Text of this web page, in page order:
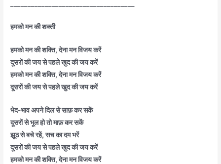
हमको मन की शक्ती
हमको मन की शक्ति, देना मन विजय करें
दूसरों की जय से पहले खुद की जय करें
हमको मन की शक्ति, देना मन विजय करें
दूसरों की जय से पहले खुद की जय करें
भेद-भाव अपने दिल से साफ़ कर सकें
दूसरों से भूल हो तो माफ़ कर सकें
झूठ से बचे रहें, सच का दम भरें
दूसरों की जय से पहले खुद की जय करें
हमको मन की शक्ति, देना मन विजय करें